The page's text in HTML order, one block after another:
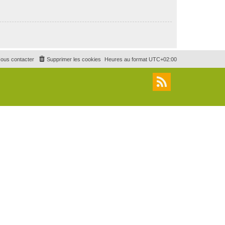
Heures au format UTC+02:00
Supprimer les cookies
contacter